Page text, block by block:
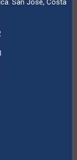
San José, Costa